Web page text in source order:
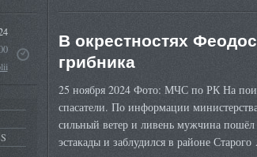
В окрестностях
грибника
25 ноября 2024 Фото: МЧС по РК На
спасатели. По информации
сильный ветер и ливень мужчина
эстакады и заблудился в районе